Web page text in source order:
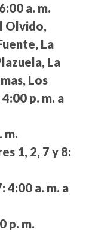
a. m.
Olvido,
La
La
Los
4:00 p. m. a
m.
1, 2, 7 y 8:
4:00 a. m. a
p. m.